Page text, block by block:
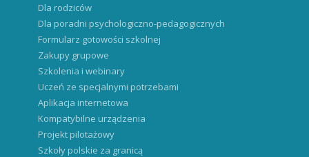
Dla rodziców
Dla poradni psychologiczno-pedagogicznych
Formularz gotowości szkolnej
Zakupy grupowe
Szkolenia i webinary
Uczeń ze specjalnymi potrzebami
Aplikacja internetowa
Kompatybilne urządzenia
Projekt pilotażowy
Szkoły polskie za granicą